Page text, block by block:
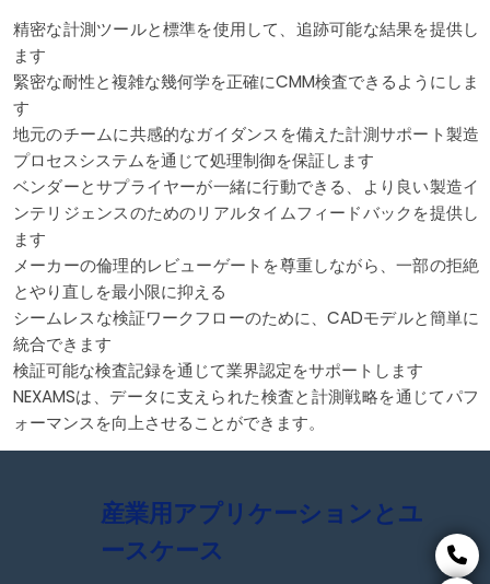
精密な計測ツールと標準を使用して、追跡可能な結果を​​提供し
ます
緊密な耐性と複雑な幾何学を正確にCMM検査できるようにしま
す
地元のチームに共感的なガイダンスを備えた計測サポート製造
プロセスシステムを通じて処理制御を保証します
ベンダーとサプライヤーが一緒に行動できる、より良い製造イ
ンテリジェンスのためのリアルタイムフィードバックを提供し
ます
メーカーの倫理的レビューゲートを尊重しながら、一部の拒絶
とやり直しを最小限に抑える
シームレスな検証ワークフローのために、CADモデルと簡単に
統合できます
検証可能な検査記録を通じて業界認定をサポートします
NEXAMSは、データに支えられた検査と計測戦略を通じてパフ
ォーマンスを向上させることができます。
産業用アプリケーションとユ
ースケース